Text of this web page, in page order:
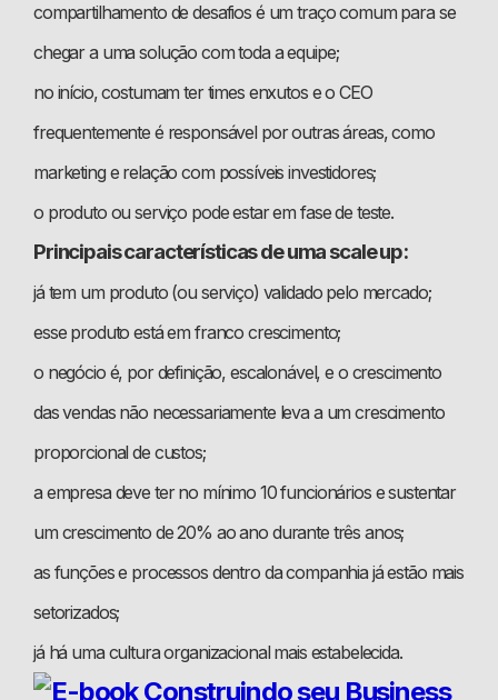
compartilhamento de desafios é um traço comum para se
chegar a uma solução com toda a equipe;
no início, costumam ter times enxutos e o CEO
frequentemente é responsável por outras áreas, como
marketing e relação com possíveis investidores;
o produto ou serviço pode estar em fase de teste.
Principais características de uma scale up:
já tem um produto (ou serviço) validado pelo mercado;
esse produto está em franco crescimento;
o negócio é, por definição, escalonável, e o crescimento
das vendas não necessariamente leva a um crescimento
proporcional de custos;
a empresa deve ter no mínimo 10 funcionários e sustentar
um crescimento de 20% ao ano durante três anos;
as funções e processos dentro da companhia já estão mais
setorizados;
já há uma cultura organizacional mais estabelecida.